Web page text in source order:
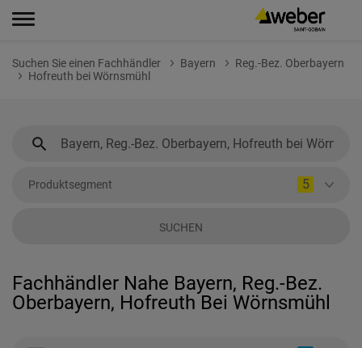
Suchen Sie einen Fachhändler Bayern
Reg.-Bez. Oberbayern
Hofreuth bei Wörnsmühl
Produktsegment 5
SUCHEN
Fachhändler Nahe Bayern, Reg.-Bez.
Oberbayern, Hofreuth Bei Wörnsmühl